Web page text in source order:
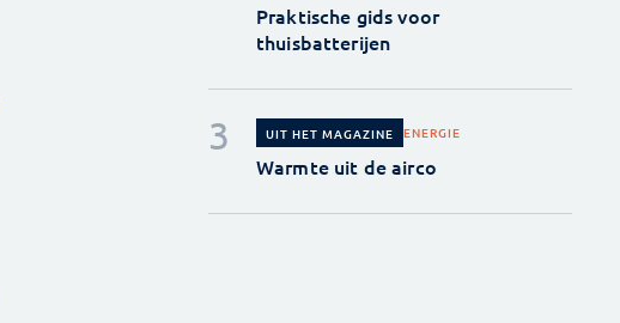
Praktische gids voor
thuisbatterijen
UIT HET MAGAZINE ENERGIE
Warmte uit de airco